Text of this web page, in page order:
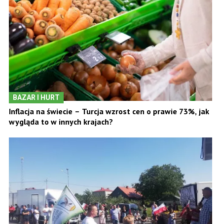
BAZAR I HURT
Inflacja na świecie – Turcja wzrost cen o prawie 73%, jak
wygląda to w innych krajach?